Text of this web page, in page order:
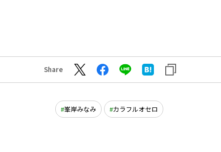
Share
峯岸みなみ カラフルオセロ